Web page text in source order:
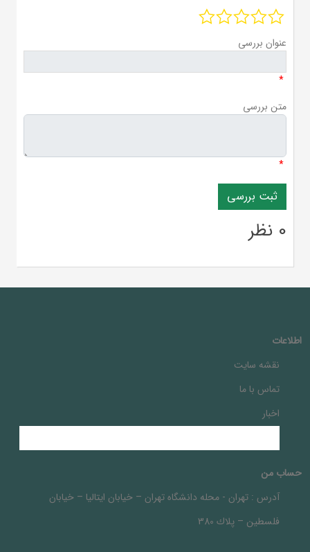
عنوان بررسی
*
متن بررسی
*
0 نظر
اطلاعات
نقشه سایت
تماس با ما
اخبار
حساب من
آدرس : تهران - محله دانشگاه تهران – خيابان ايتاليا – خيابان
فلسطين – پلاك 380